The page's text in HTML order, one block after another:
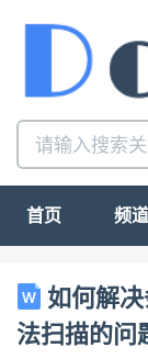
首页 频道
如何解决条码
使用条码打印
出来，条形码
如何解
法扫描的问